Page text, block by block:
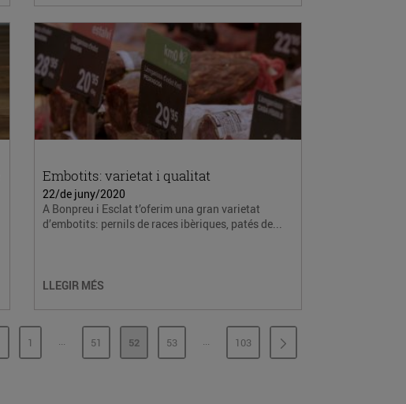
Embotits: varietat i qualitat
22/de juny/2020
A Bonpreu i Esclat t’oferim una gran varietat
d’embotits: pernils de races ibèriques, patés de...
LLEGIR MÉS
PÀGINA
1 ...PÀGINES INTERMÈDIES
PÀGINA
51 PÀGINA
52 PÀGINA
53 ...PÀGINES INTERMÈDIES
PÀGINA
103